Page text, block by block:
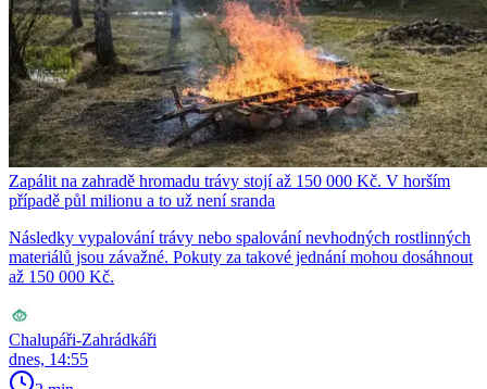
Zapálit na zahradě hromadu trávy stojí až 150 000 Kč. V horším
případě půl milionu a to už není sranda
Následky vypalování trávy nebo spalování nevhodných rostlinných
materiálů jsou závažné. Pokuty za takové jednání mohou dosáhnout
až 150 000 Kč.
Chalupáři-Zahrádkáři
dnes, 14:55